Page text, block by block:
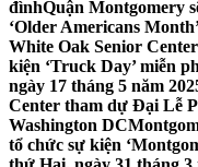
đìnhQuận Montgomery
‘Older Americans
White Oak Senior
kiện ‘Truck Day’ miễn
ngày 17 tháng 5 năm
Center tham dự Đại Lễ
Washington DC
tổ chức sự kiện